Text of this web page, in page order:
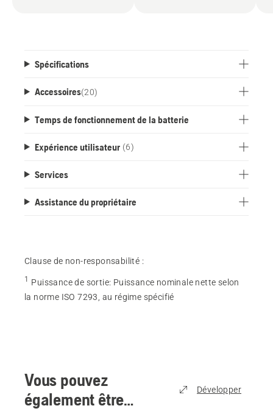
Spécifications
Accessoires(20)
Temps de fonctionnement de la batterie
Expérience utilisateur (6)
Services
Assistance du propriétaire
Clause de non-responsabilité :
1 Puissance de sortie: Puissance nominale nette selon
la norme ISO 7293, au régime spécifié
Vous pouvez
également être
Développer